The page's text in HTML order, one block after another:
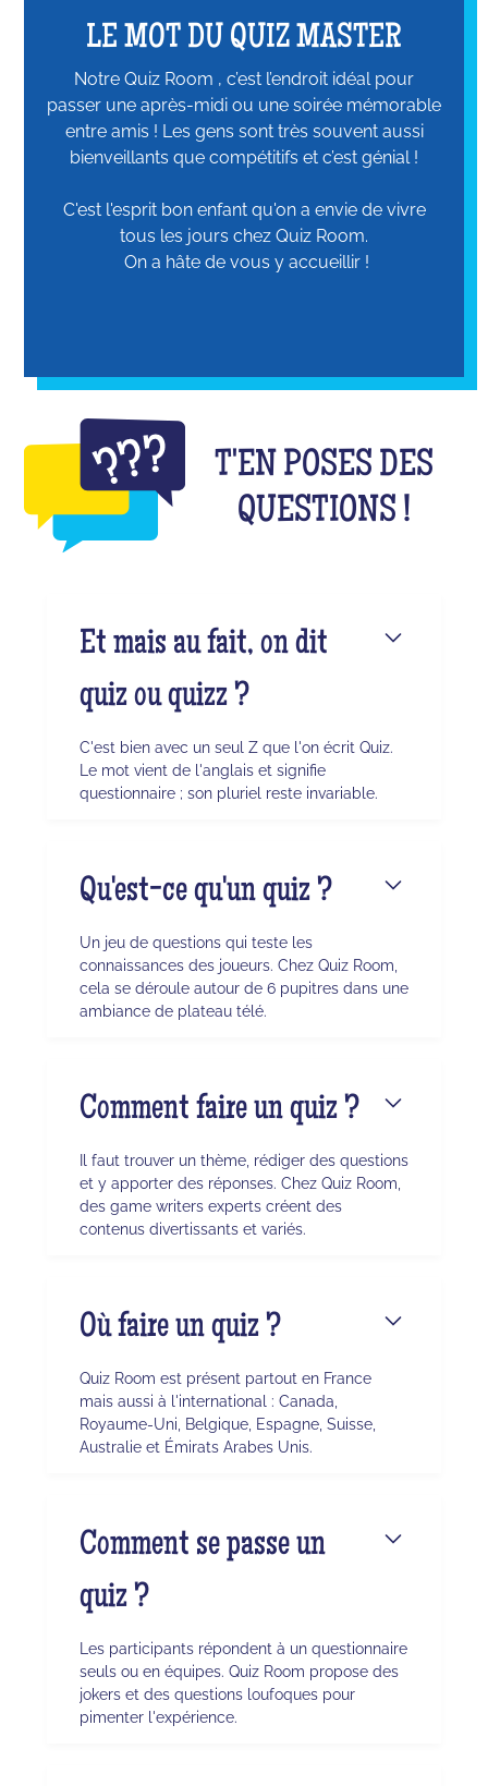
LE MOT DU QUIZ MASTER
Notre Quiz Room , c’est l’endroit idéal pour
passer une après-midi ou une soirée mémorable
entre amis ! Les gens sont très souvent aussi
bienveillants que compétitifs et c’est génial !
C'est l'esprit bon enfant qu'on a envie de vivre
tous les jours chez Quiz Room.
On a hâte de vous y accueillir !
T'EN POSES DES
QUESTIONS !
Et mais au fait, on dit
quiz ou quizz ?
C'est bien avec un seul Z que l'on écrit Quiz.
Le mot vient de l'anglais et signifie
questionnaire ; son pluriel reste invariable.
Qu'est-ce qu'un quiz ?
Un jeu de questions qui teste les
connaissances des joueurs. Chez Quiz Room,
cela se déroule autour de 6 pupitres dans une
ambiance de plateau télé.
Comment faire un quiz ?
Il faut trouver un thème, rédiger des questions
et y apporter des réponses. Chez Quiz Room,
des game writers experts créent des
contenus divertissants et variés.
Où faire un quiz ?
Quiz Room est présent partout en France
mais aussi à l'international : Canada,
Royaume-Uni, Belgique, Espagne, Suisse,
Australie et Émirats Arabes Unis.
Comment se passe un
quiz ?
Les participants répondent à un questionnaire
seuls ou en équipes. Quiz Room propose des
jokers et des questions loufoques pour
pimenter l'expérience.